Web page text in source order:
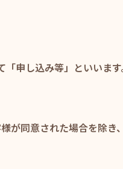
申し込み等」といいま
同意された場合を除